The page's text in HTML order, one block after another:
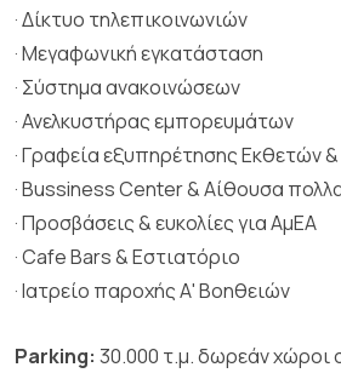
· Δίκτυο τηλεπικοινωνιών
· Μεγαφωνική εγκατάσταση
· Σύστημα ανακοινώσεων
· Ανελκυστήρας εμπορευμάτων
· Γραφεία εξυπηρέτησης Εκθετών
· Bussiness Center & Αίθουσα
· Προσβάσεις & ευκολίες για ΑμΕΑ
· Cafe Bars & Εστιατόριο
· Ιατρείο παροχής Α' Βοηθειών
Parking: 30.000 τ.μ. δωρεάν χώροι